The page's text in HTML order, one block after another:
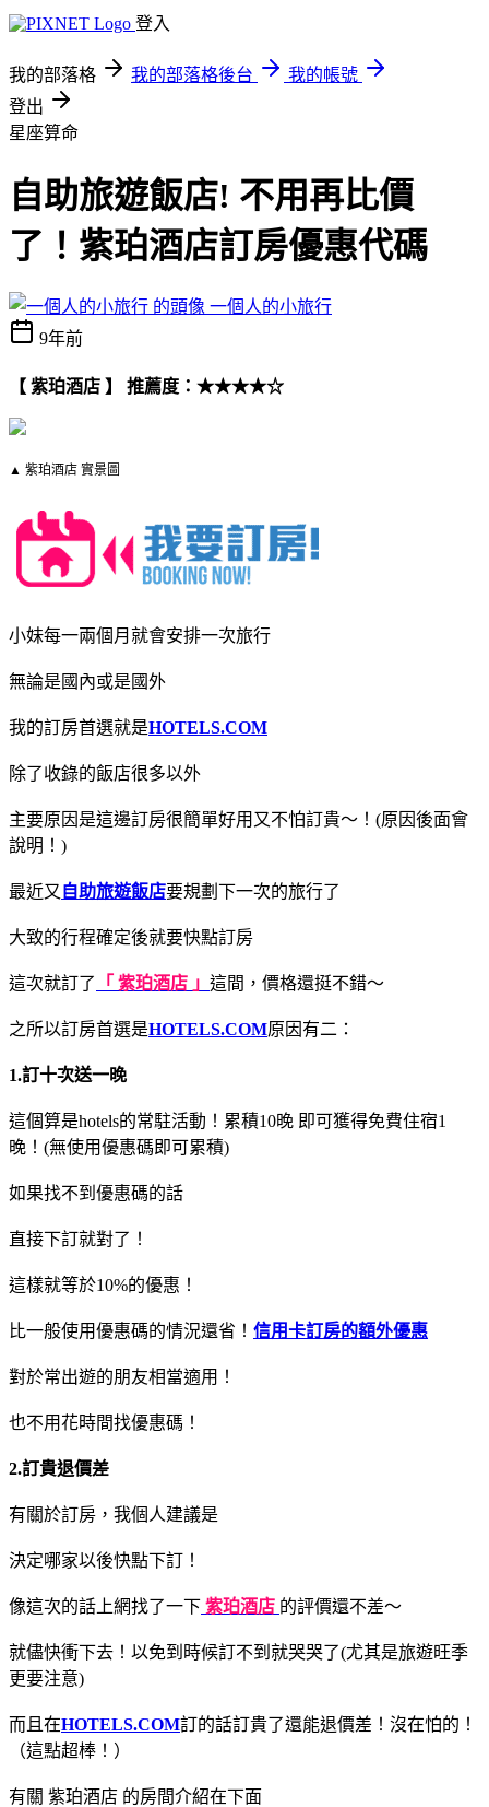
登入
我的部落格 我的部落格後台
我的帳號
登出
星座算命
自助旅遊飯店! 不用再比價
了！紫珀酒店訂房優惠代碼
一個人的小旅行
9年前
【 紫珀酒店 】 推薦度：★★★★☆
▲ 紫珀酒店 實景圖
小妹每一兩個月就會安排一次旅行
無論是國內或是國外
我的訂房首選就是HOTELS.COM
除了收錄的飯店很多以外
主要原因是這邊訂房很簡單好用又不怕訂貴～！(原因後面會
說明！)
最近又 自助旅遊飯店要規劃下一次的旅行了
大致的行程確定後就要快點訂房
這次就訂了 「 紫珀酒店 」 這間，價格還挺不錯～
之所以訂房首選是HOTELS.COM原因有二：
1.訂十次送一晚
這個算是hotels的常駐活動！累積10晚 即可獲得免費住宿1
晚！(無使用優惠碼即可累積)
如果找不到優惠碼的話
直接下訂就對了！
這樣就等於10%的優惠！
比一般使用優惠碼的情況還省！ 信用卡訂房的額外優惠
對於常出遊的朋友相當適用！
也不用花時間找優惠碼！
2.訂貴退價差
有關於訂房，我個人建議是
決定哪家以後快點下訂！
像這次的話上網找了一下 紫珀酒店 的評價還不差～
就儘快衝下去！以免到時候訂不到就哭哭了(尤其是旅遊旺季
更要注意)
而且在HOTELS.COM訂的話訂貴了還能退價差！沒在怕的！
（這點超棒！）
有關 紫珀酒店 的房間介紹在下面